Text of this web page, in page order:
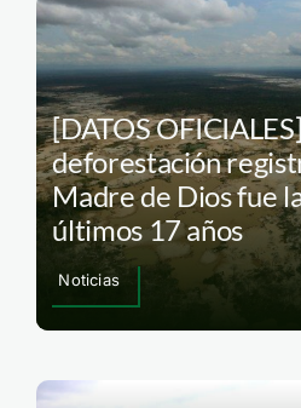
[DATOS
deforestación
Madre de Dios fue
últimos 17 años
Noticias